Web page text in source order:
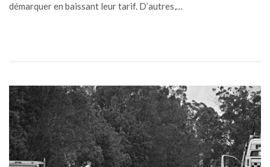
démarquer en baissant leur tarif. D’autres,…